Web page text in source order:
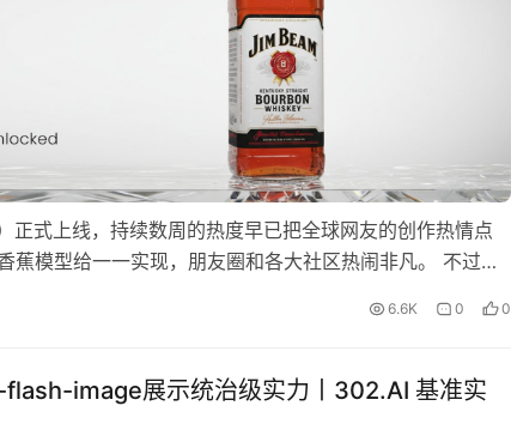
式上线，持续数周的热度早已把全球网友的创作热情点
模型给一一实现，朋友圈和各大社区热闹非凡。 不过，
6.6K 0 0
image展示统治级实力丨302.AI 基准实